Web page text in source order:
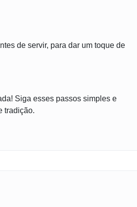
de servir, para dar um toque de
Siga esses passos simples e
tradição.